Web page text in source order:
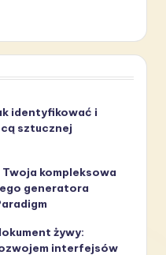
identyfikować i
sztucznej
kompleksowa
generatora
żywy:
interfejsów